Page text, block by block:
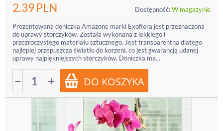
2.39PLN Dostępność:W magazynie
Prezentowana doniczka Amazone marki Exoflora jest przeznaczona
do uprawy storczyków. Została wykonana z lekkiego i
przezroczystego materiału sztucznego. Jest transparentna dlatego
najlepiej przepuszcza światło do korzeni, co jest gwarancją udanej
uprawy najpiękniejszych storczyków. Doniczka ma...
− +